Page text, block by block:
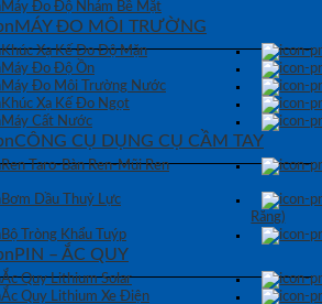
Máy Đo Độ Nhám Bề Mặt
MÁY ĐO MÔI TRƯỜNG
Khúc Xạ Kế Đo Độ Mặn
Máy Đo Độ Ồn
Máy Đo Môi Trường Nước
Khúc Xạ Kế Đo Ngọt
Máy Cất Nước
CÔNG CỤ DỤNG CỤ CẦM TAY
Ren Taro-Bàn Ren-Mũi Ren
Bơm Dầu Thuỷ Lực
Răng)
Bộ Tròng Khẩu Tuýp
PIN – ẮC QUY
Ắc Quy Lithium Solar
Ắc Quy Lithium Xe Điện